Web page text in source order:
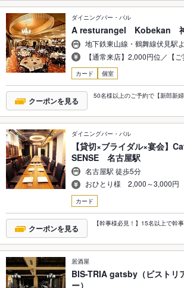
ダイニングバー・バル
A resturangel Kobekan
地下鉄東山線・鶴舞線伏見駅
【通常来店】2,000円位／【
カード 個室
クーポンを見る 50名様以上のご予約で【新郎新
ダイニングバー・バル
【貸切×ブライダル×宴会】
SENSE 名古屋駅
名古屋駅 徒歩5分
おひとり様 2,000～3,000円
カード
クーポンを見る 【幹事様必見！】15名以上で幹
居酒屋
BIS-TRIA gatsby（ビストリ
ー）